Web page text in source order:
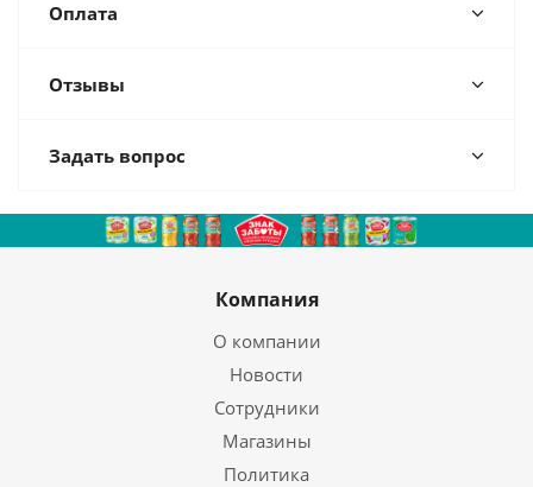
Оплата
Отзывы
Задать вопрос
Компания
О компании
Новости
Сотрудники
Магазины
Политика